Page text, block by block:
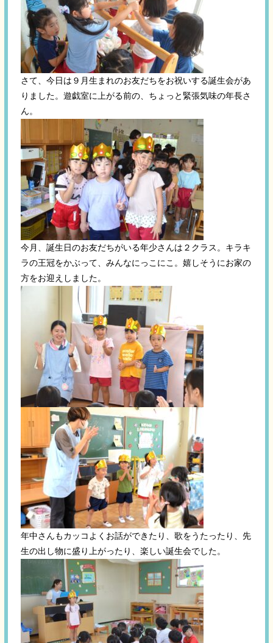
さて、今日は９月生まれのお友だちをお祝いする誕生会があ
りました。遊戯室に上がる前の、ちょっと緊張気味の年長さ
ん。
今月、誕生日のお友だちがいる年少さんは２クラス。キラキ
ラの王冠をかぶって、みんなにっこにこ。嬉しそうにお家の
方をお迎えしました。
年中さんもカッコよくお話ができたり、歌をうたったり、先
生の出し物に盛り上がったり、楽しい誕生会でした。